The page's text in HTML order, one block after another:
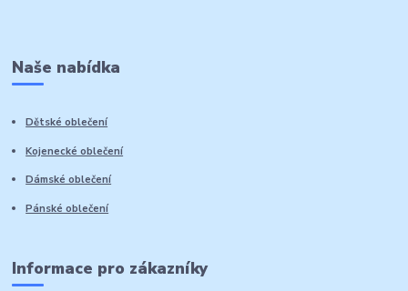
Naše nabídka
Dětské oblečení
Kojenecké oblečení
Dámské oblečení
Pánské oblečení
Informace pro zákazníky